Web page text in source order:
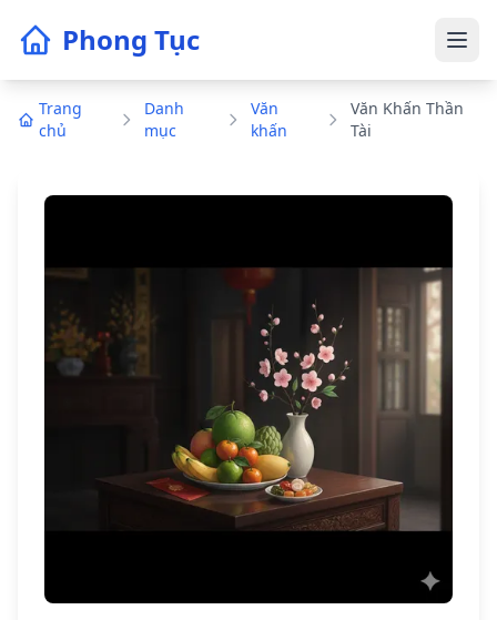
Phong Tục
Trang
chủ
Danh
mục
Văn
khấn
Văn Khấn Thần
Tài